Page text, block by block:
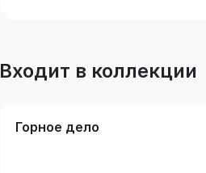
Входит в коллекции
Горное дело